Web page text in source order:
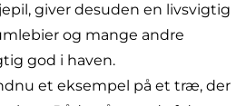
giver desuden en livsvigtig
og mange andre
god i haven.
et eksempel på et træ, der